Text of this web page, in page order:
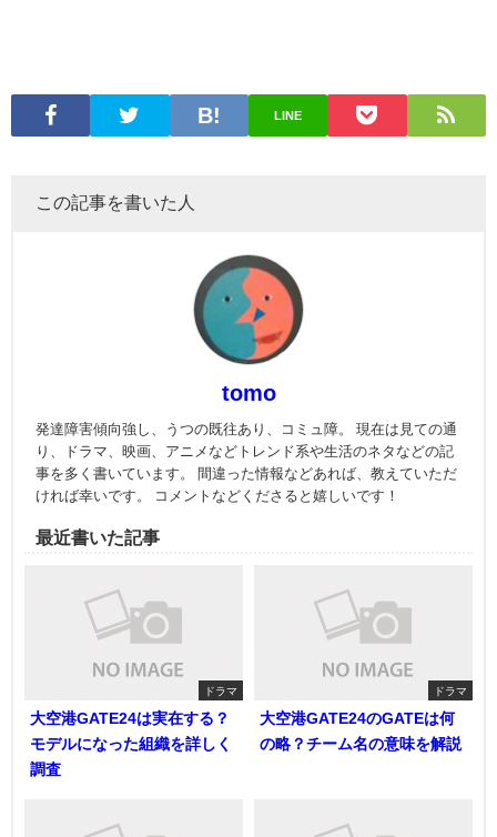
LINE
この記事を書いた人
tomo
発達障害傾向強し、うつの既往あり、コミュ障。 現在は見ての通
り、ドラマ、映画、アニメなどトレンド系や生活のネタなどの記
事を多く書いています。 間違った情報などあれば、教えていただ
ければ幸いです。 コメントなどくださると嬉しいです！
最近書いた記事
ドラマ
大空港GATE24は実在する？
モデルになった組織を詳しく
調査
ドラマ
大空港GATE24のGATEは何
の略？チーム名の意味を解説